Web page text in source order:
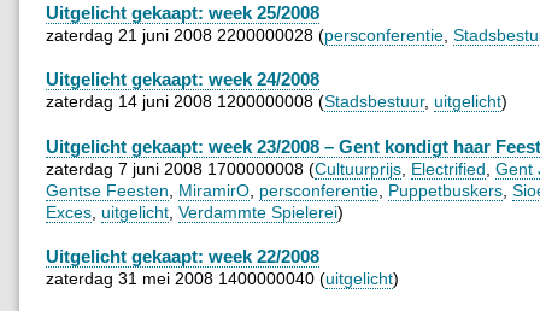
Uitgelicht gekaapt: week 25/2008
zaterdag 21 juni 2008 2200000028 (persconferentie
Uitgelicht gekaapt: week 24/2008
zaterdag 14 juni 2008 1200000008 (Stadsbestuur, uitgelicht)
Uitgelicht gekaapt: week 23/2008 – Gent kondigt haar
zaterdag 7 juni 2008 1700000008 (Cultuurprijs Electrified Gent
Gentse Feesten
MiramirO persconferentie Puppetbuskers
Exces uitgelicht Verdammte Spielerei)
Uitgelicht gekaapt: week 22/2008
zaterdag 31 mei 2008 1400000040 (uitgelicht)